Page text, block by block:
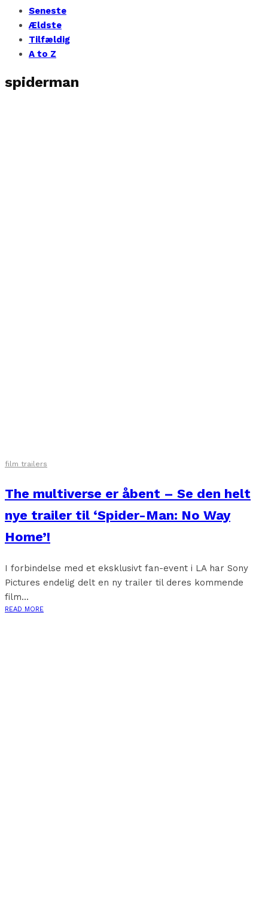
Seneste
Ældste
Tilfældig
A to Z
spiderman
film trailers
The multiverse er åbent – Se den helt
nye trailer til ‘Spider-Man: No Way
Home’!
I forbindelse med et eksklusivt fan-event i LA har Sony
Pictures endelig delt en ny trailer til deres kommende
film...
READ MORE